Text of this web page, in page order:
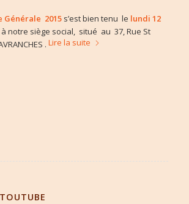
Générale 2015s’est bien tenu le lundi 12
à notre siège social, situé au 37, Rue St
. Lire la suite